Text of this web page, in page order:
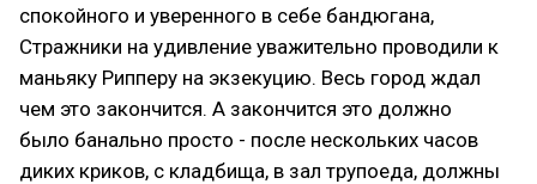
спокойного и уверенного в себе бандюгана,
Стражники на удивление уважительно проводили к
маньяку Рипперу на экзекуцию. Весь город ждал
чем это закончится. А закончится это должно
было банально просто - после нескольких часов
диких криков, с кладбища, в зал трупоеда, должны